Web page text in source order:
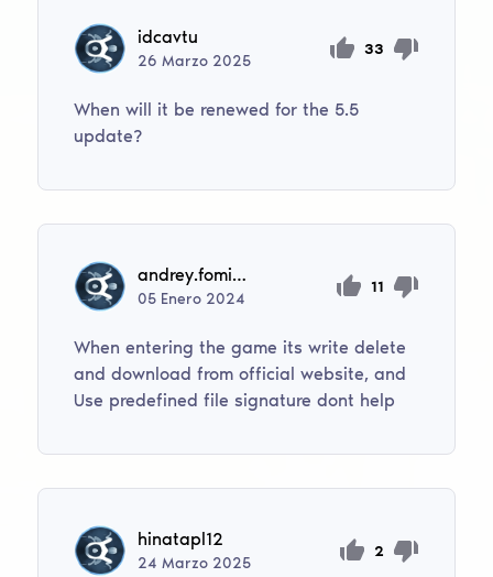
idcavtu
26Marzo 2025
33
When will it be renewed for the 5.5
update?
andrey.fomin3301
05 Enero 2024
11
When entering the game its write delete
and download from official website, and
Use predefined file signature dont help
hinatapl12
24Marzo 2025
2